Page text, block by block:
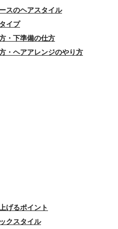
スのヘアスタイル
イプ
・下準備の仕方
・ヘアアレンジのやり方
げるポイント
クスタイル